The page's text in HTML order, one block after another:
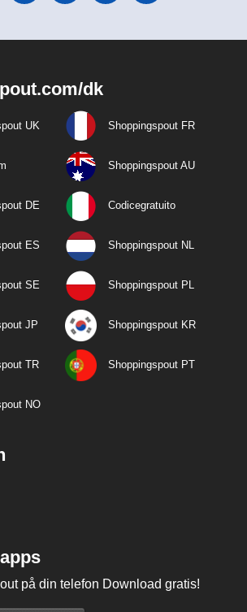
dk
UK Shoppingspout FR
Shoppingspout AU
DE Codicegratuito
ES Shoppingspout NL
SE Shoppingspout PL
JP Shoppingspout KR
TR Shoppingspout PT
NO
på din telefon Download gratis!